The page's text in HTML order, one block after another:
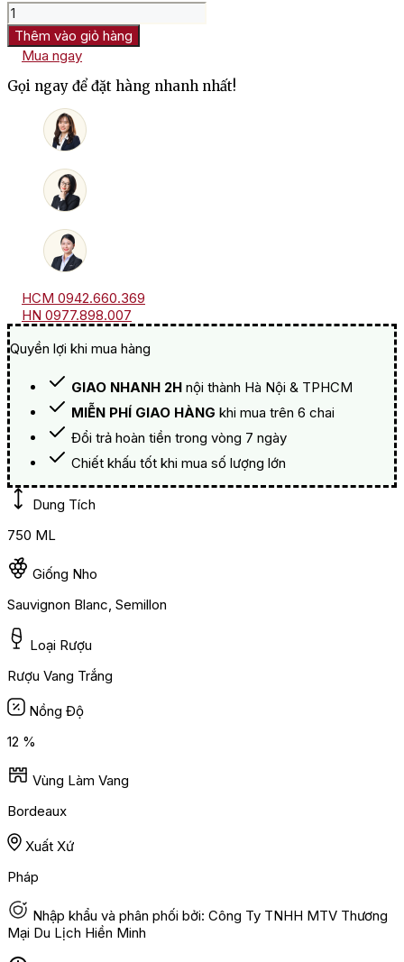
Rượu
Vang
Trắng
Pháp
Chateau
Picque
Thêm vào giỏ hàng
Mua ngay
Gọi ngay để đặt hàng nhanh nhất!
HCM 0942.660.369
HN 0977.898.007
Quyền lợi khi mua hàng
GIAO NHANH 2H nội thành Hà Nội & TPHCM
MIỄN PHÍ GIAO HÀNG khi mua trên 6 chai
Đổi trả hoàn tiền trong vòng 7 ngày
Chiết khấu tốt khi mua số lượng lớn
Dung Tích
750 ML
Giống Nho
Sauvignon Blanc, Semillon
Loại Rượu
Rượu Vang Trắng
Nồng Độ
12 %
Vùng Làm Vang
Bordeaux
Xuất Xứ
Pháp
Nhập khẩu và phân phối bởi: Công Ty TNHH MTV Thương
Mại Du Lịch Hiền Minh